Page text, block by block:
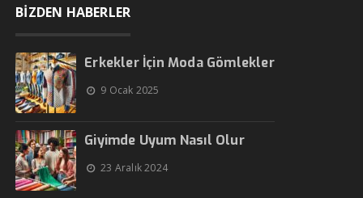
BİZDEN HABERLER
Erkekler İçin Moda Gömlekler
9 Ocak 2025
Giyimde Uyum Nasıl Olur
23 Aralık 2024